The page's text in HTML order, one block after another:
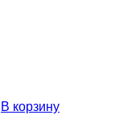
В корзину